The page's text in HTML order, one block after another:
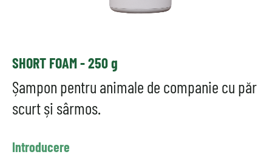
SHORT FOAM - 250 g
Șampon pentru animale de companie cu păr
scurt și sârmos.
Introducere